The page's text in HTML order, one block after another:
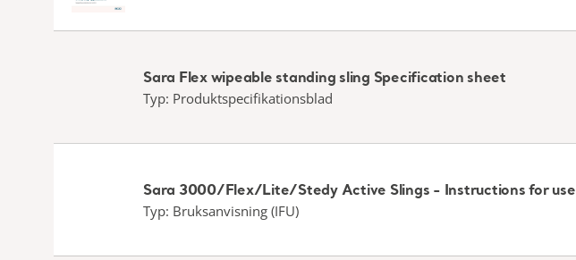
Sara Flex wipeable standing sling Specification sheet
Typ: Produktspecifikationsblad
Sara 3000/Flex/Lite/Stedy Active Slings - Instructions for use
Typ: Bruksanvisning (IFU)